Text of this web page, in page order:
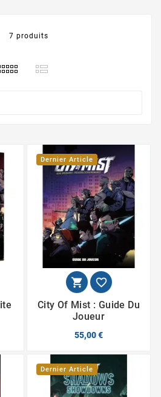
7 produits
Dernier Article
 
City Of Mist : Guide Du
Joueur
55,00 €
Dernier Article